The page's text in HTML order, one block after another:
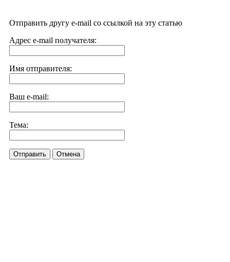
Отправить другу e-mail со ссылкой на эту статью
Адрес e-mail получателя:
Имя отправителя:
Ваш e-mail:
Тема:
Отправить Отмена